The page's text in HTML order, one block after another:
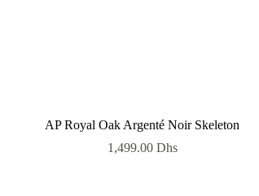
AP Royal Oak Argenté Noir Skeleton
1,499.00 Dhs